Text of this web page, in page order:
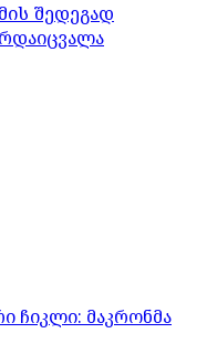
შედეგად
ჩიკლი: მაკრონმა